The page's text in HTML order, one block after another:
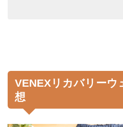
VENEXリカバリーウ
想